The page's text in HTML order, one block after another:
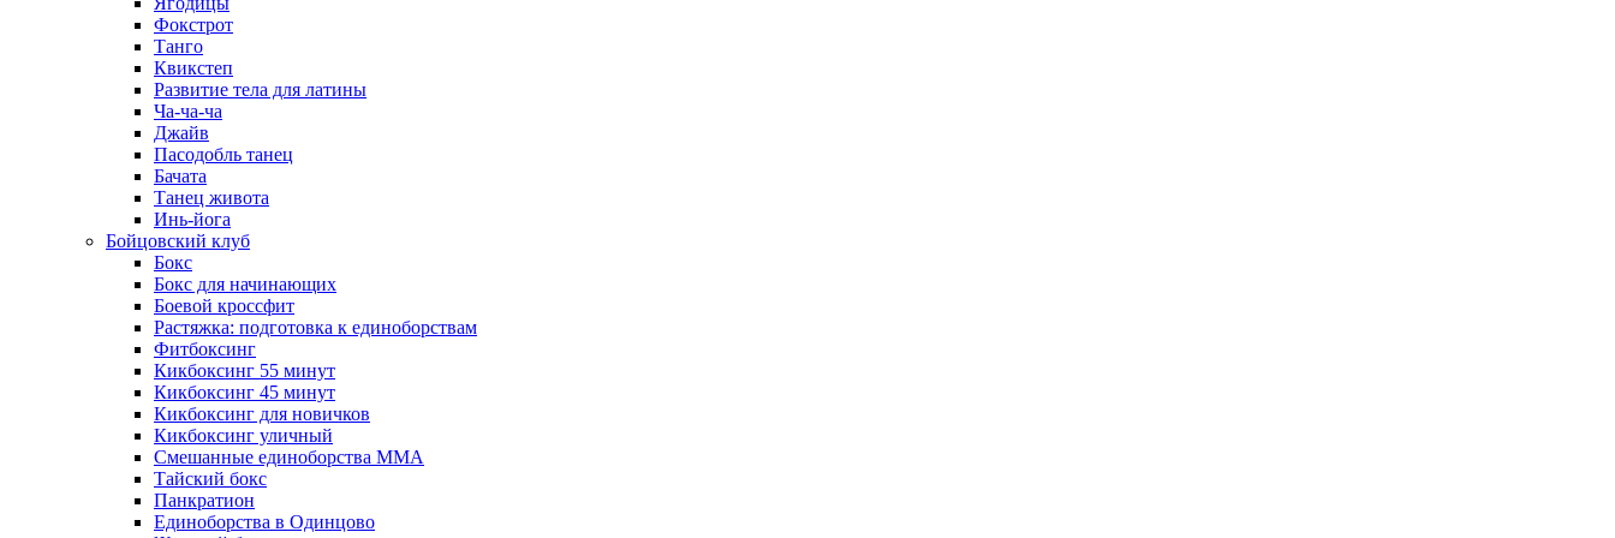
Фокстрот
Танго
Квикстеп
Развитие тела для латины
Ча-ча-ча
Джайв
Пасодобль танец
Бачата
Танец живота
Инь-йога
Бойцовский клуб
Бокс
Бокс для начинающих
Боевой кроссфит
Растяжка: подготовка к единоборствам
Фитбоксинг
Кикбоксинг 55 минут
Кикбоксинг 45 минут
Кикбоксинг для новичков
Кикбоксинг уличный
Смешанные единоборства ММА
Тайский бокс
Панкратион
Единоборства в Одинцово